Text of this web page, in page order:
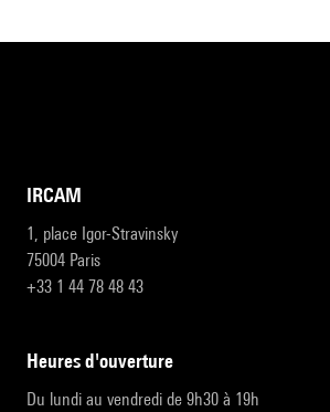
IRCAM
1, place Igor-Stravinsky
75004 Paris
+33 1 44 78 48 43
heures d'ouverture
Du lundi au vendredi de 9h30 à 19h